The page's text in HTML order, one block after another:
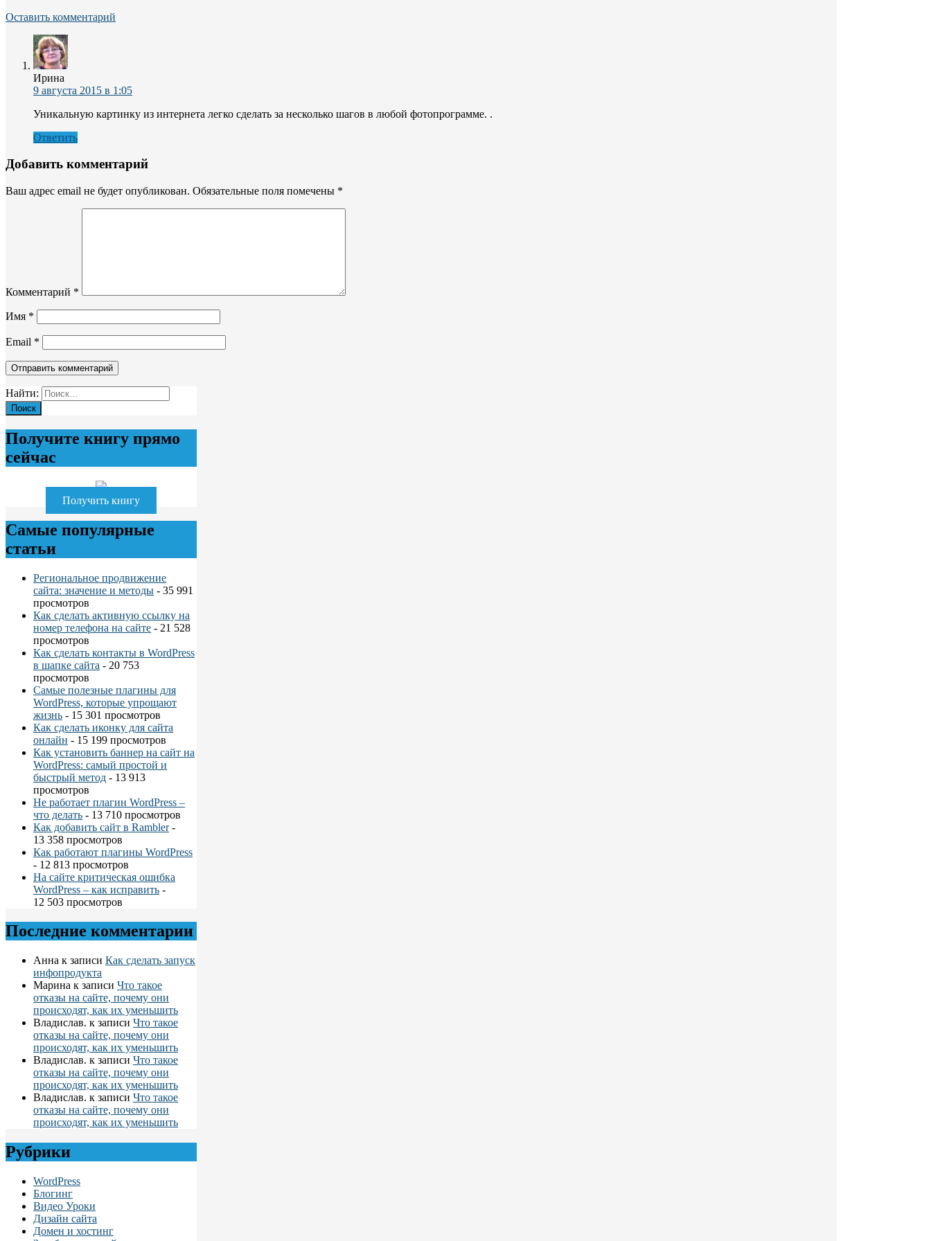
Оставить комментарий
Ирина
9 августа 2015 в 1:05
Уникальную картинку из интернета легко сделать за несколько шагов в любой фотопрограмме. .
Ответить
Добавить комментарий
Ваш адрес email не будет опубликован. Обязательные поля помечены *
Комментарий *
Имя *
Email *
Найти:
Получите книгу прямо
сейчас
Получить книгу
Самые популярные
статьи
Региональное продвижение
сайта: значение и методы - 35 991
просмотров
Как сделать активную ссылку на
номер телефона на сайте - 21 528
просмотров
Как сделать контакты в WordPress
в шапке сайта - 20 753
просмотров
Самые полезные плагины для
WordPress, которые упрощают
жизнь - 15 301 просмотров
Как сделать иконку для сайта
онлайн - 15 199 просмотров
Как установить баннер на сайт на
WordPress: самый простой и
быстрый метод - 13 913
просмотров
Не работает плагин WordPress –
что делать - 13 710 просмотров
Как добавить сайт в Rambler-
13 358 просмотров
Как работают плагины WordPress
- 12 813 просмотров
На сайте критическая ошибка
WordPress – как исправить -
12 503 просмотров
Последние комментарии
Анна к записи Как сделать запуск
инфопродукта
Марина к записи Что такое
отказы на сайте, почему они
происходят, как их уменьшить
Владислав. к записи Что такое
отказы на сайте, почему они
происходят, как их уменьшить
Владислав. к записи Что такое
отказы на сайте, почему они
происходят, как их уменьшить
Владислав. к записи Что такое
отказы на сайте, почему они
происходят, как их уменьшить
Рубрики
WordPress
Блогинг
Видео Уроки
Дизайн сайта
Домен и хостинг